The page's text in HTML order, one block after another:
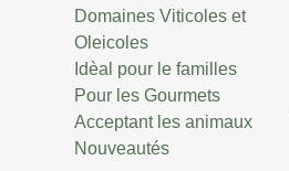
Domaines Viticoles et
Oleicoles
Idèal pour le familles
Pour les Gourmets
Acceptant les animaux
Nouveautés